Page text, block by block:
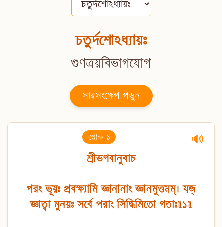
চতুর্দশোঽধ্যায়ঃ
গুণত্রয়বিভাগযোগ
সারসংক্ষেপ পড়ুন
শ্লোক ১ 🔊
শ্রীভগবানুবাচ
পরং ভূয়ঃ প্রবক্ষ্যামি জ্ঞানানাং জ্ঞানমুত্তমম্। যজ্
জ্ঞাত্বা মুনয়ঃ সর্বে পরাং সিদ্ধিমিতো গতাঃ॥১॥